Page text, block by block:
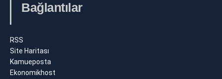
Bağlantılar
RSS
Site Haritası
Kamueposta
Ekonomikhost